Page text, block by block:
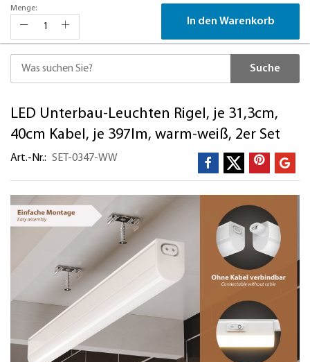
Suche
Inhalt
LED Unterbau-Leuchten Rigel, je 31,3cm,
40cm Kabel, je 397lm, warm-weiß, 2er Set
Art.-Nr. SET-0347-WW
Ende
Menge:
In den Warenkorb